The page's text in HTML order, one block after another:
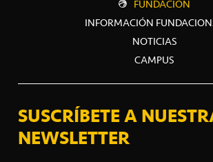
FUNDACIÓN
INFORMACIÓN
NOTICIAS
CAMPUS
SUSCRÍBETE A
NEWSLETTER